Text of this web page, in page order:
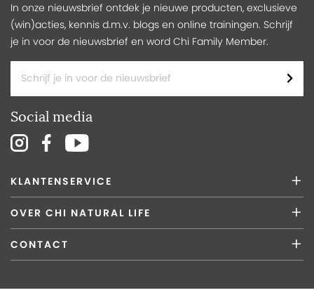
In onze nieuwsbrief ontdek je nieuwe producten, exclusieve
(win)acties, kennis d.m.v. blogs en online trainingen. Schrijf
je in voor de nieuwsbrief en word Chi Family Member.
Social media
KLANTENSERVICE
OVER CHI NATURAL LIFE
CONTACT